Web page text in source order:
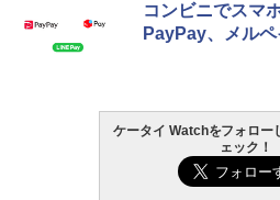
コンビニでスマ
PayPay、メル
ケータイ Watchをフォロー
ェック！